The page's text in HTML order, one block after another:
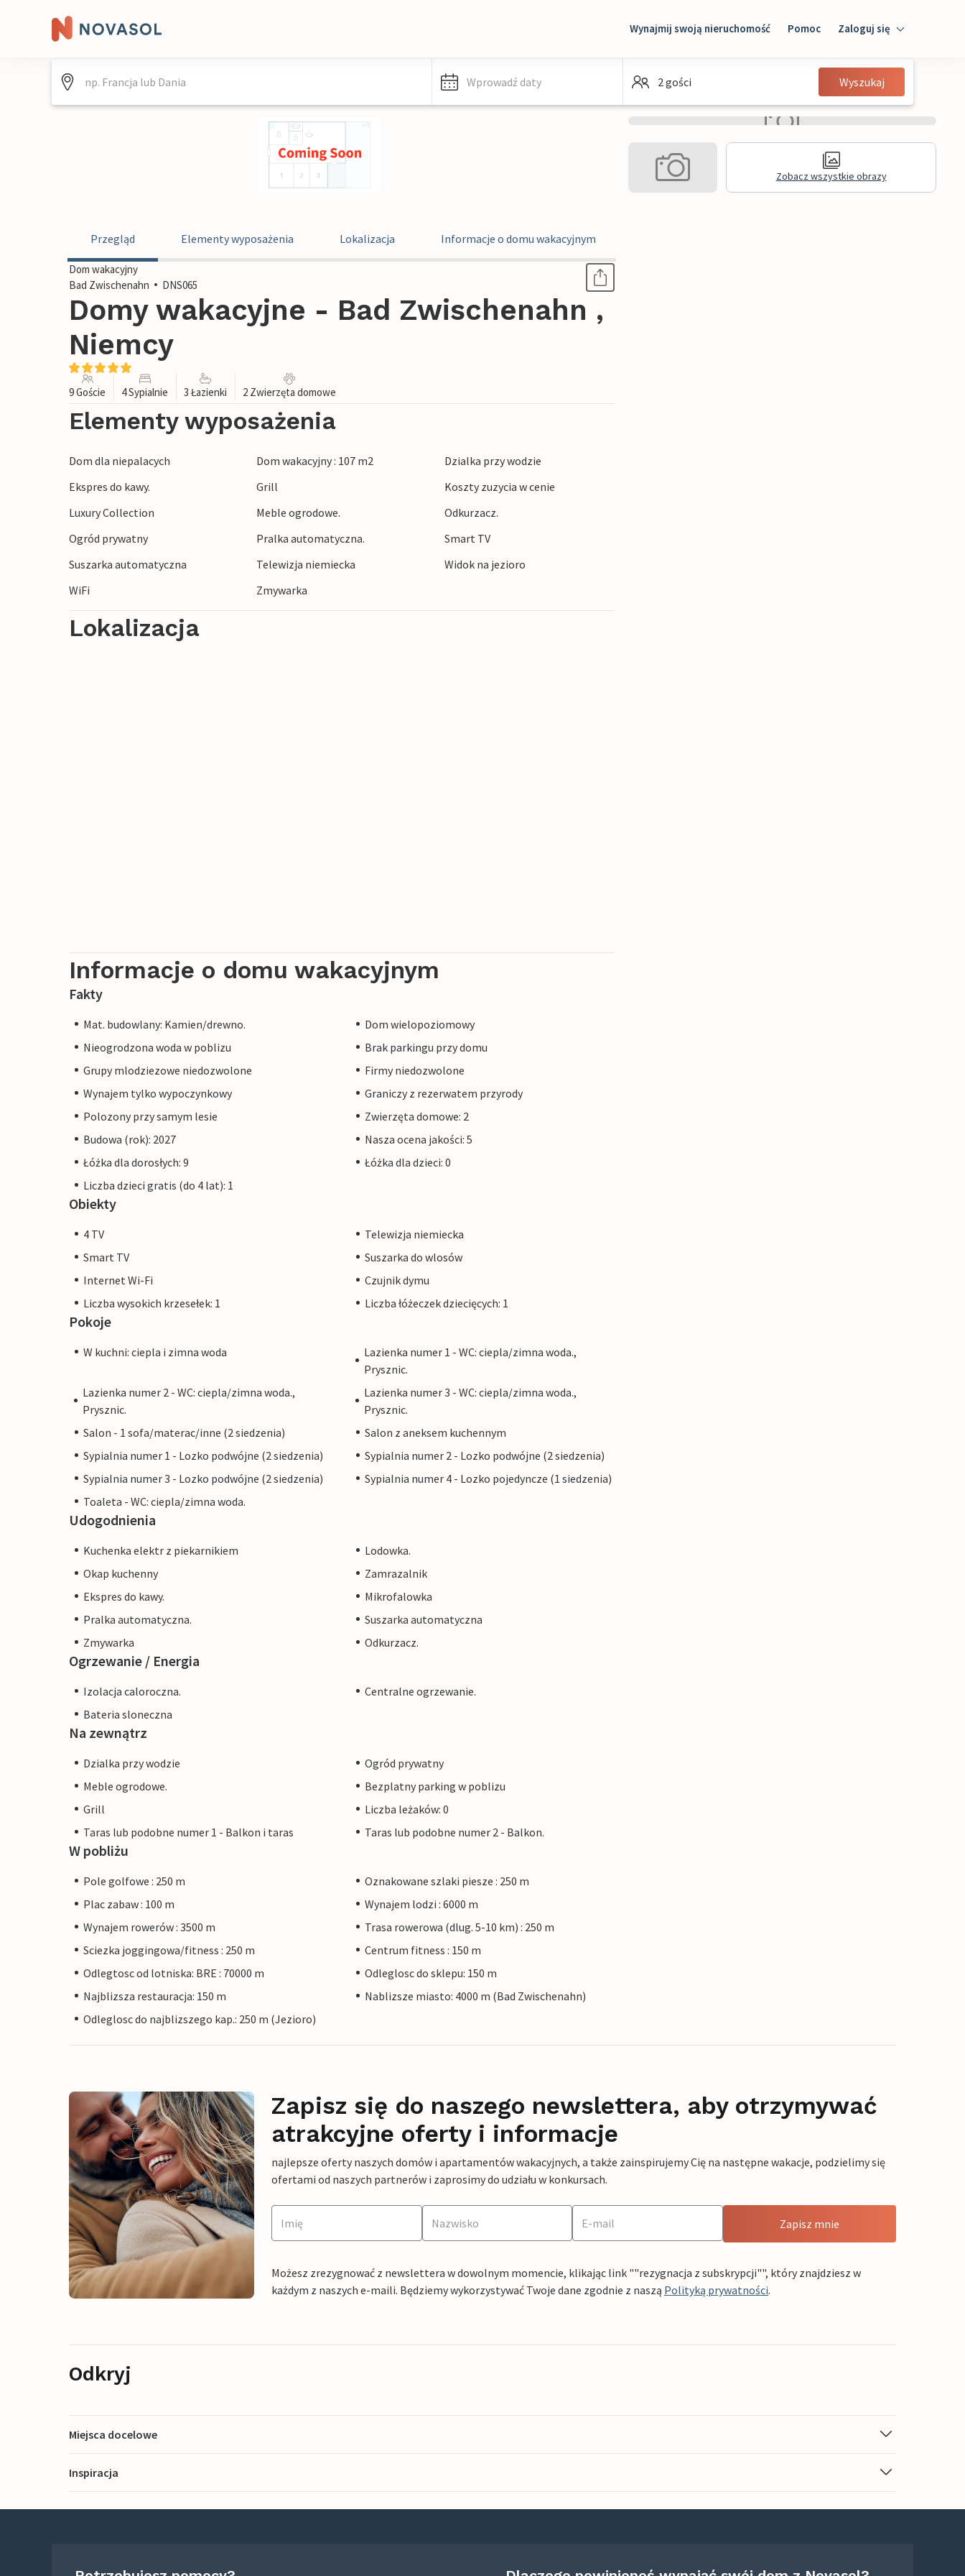
Wynajmij swoją nieruchomość Pomoc Zaloguj się
Zaloguj się
Gość
Wprowadź daty 2 gości Wyszukaj
Zobacz wszystkie obrazy
Przegląd Elementy wyposażenia Lokalizacja Informacje o domu wakacyjnym
Dom wakacyjny
Bad Zwischenahn
DNS065
Domy wakacyjne - Bad Zwischenahn ,
Niemcy
9 Goście 4 Sypialnie 3 Łazienki 2 Zwierzęta domowe
Elementy wyposażenia
Dom dla niepalacych Dom wakacyjny : 107 m2
Dzialka przy wodzie
Ekspres do kawy.
Grill
Koszty zuzycia w cenie
Luxury Collection
Meble ogrodowe.
Odkurzacz.
Ogród prywatny
Pralka automatyczna.
Smart TV
Suszarka automatyczna
Telewizja niemiecka
Widok na jezioro
WiFi
Zmywarka
Lokalizacja
Informacje o domu wakacyjnym
Fakty
Mat. budowlany: Kamien/drewno.
Dom wielopoziomowy
Nieogrodzona woda w poblizu
Brak parkingu przy domu
Grupy mlodziezowe niedozwolone
Firmy niedozwolone
Wynajem tylko wypoczynkowy
Graniczy z rezerwatem przyrody
Polozony przy samym lesie
Zwierzęta domowe: 2
Budowa (rok): 2027
Nasza ocena jakości: 5
Łóżka dla dorosłych: 9
Łóżka dla dzieci: 0
Liczba dzieci gratis (do 4 lat): 1
Obiekty
4 TV
Telewizja niemiecka
Smart TV
Suszarka do wlosów
Internet Wi-Fi
Czujnik dymu
Liczba wysokich krzesełek: 1
Liczba łóżeczek dziecięcych: 1
Pokoje
W kuchni: ciepla i zimna woda
Lazienka numer 1 - WC: ciepla/zimna woda.,
Prysznic.
Lazienka numer 2 - WC: ciepla/zimna woda.,
Prysznic.
Lazienka numer 3 - WC: ciepla/zimna woda.,
Prysznic.
Salon - 1 sofa/materac/inne (2 siedzenia)
Salon z aneksem kuchennym
Sypialnia numer 1 - Lozko podwójne (2 siedzenia)
Sypialnia numer 2 - Lozko podwójne (2 siedzenia)
Sypialnia numer 3 - Lozko podwójne (2 siedzenia)
Sypialnia numer 4 - Lozko pojedyncze (1 siedzenia)
Toaleta - WC: ciepla/zimna woda.
Udogodnienia
Kuchenka elektr z piekarnikiem
Lodowka.
Okap kuchenny
Zamrazalnik
Ekspres do kawy.
Mikrofalowka
Pralka automatyczna.
Suszarka automatyczna
Zmywarka
Odkurzacz.
Ogrzewanie / Energia
Izolacja caloroczna.
Centralne ogrzewanie.
Bateria sloneczna
Na zewnątrz
Dzialka przy wodzie
Ogród prywatny
Meble ogrodowe.
Bezplatny parking w poblizu
Grill
Liczba leżaków: 0
Taras lub podobne numer 1 - Balkon i taras
Taras lub podobne numer 2 - Balkon.
W pobliżu
Pole golfowe : 250 m
Oznakowane szlaki piesze : 250 m
Plac zabaw : 100 m
Wynajem lodzi : 6000 m
Wynajem rowerów : 3500 m
Trasa rowerowa (dlug. 5-10 km) : 250 m
Sciezka joggingowa/fitness : 250 m
Centrum fitness : 150 m
Odlegtosc od lotniska: BRE : 70000 m
Odleglosc do sklepu: 150 m
Najblizsza restauracja: 150 m
Nablizsze miasto: 4000 m (Bad Zwischenahn)
Odleglosc do najblizszego kap.: 250 m (Jezioro)
Zapisz się do naszego newslettera, aby otrzymywać
atrakcyjne oferty i informacje
najlepsze oferty naszych domów i apartamentów wakacyjnych, a także zainspirujemy Cię na następne wakacje, podzielimy się
ofertami od naszych partnerów i zaprosimy do udziału w konkursach.
Zapisz mnie
Możesz zrezygnować z newslettera w dowolnym momencie, klikając link ""rezygnacja z subskrypcji"", który znajdziesz w
każdym z naszych e-maili. Będziemy wykorzystywać Twoje dane zgodnie z naszą Polityką prywatności.
Odkryj
Miejsca docelowe
Inspiracja